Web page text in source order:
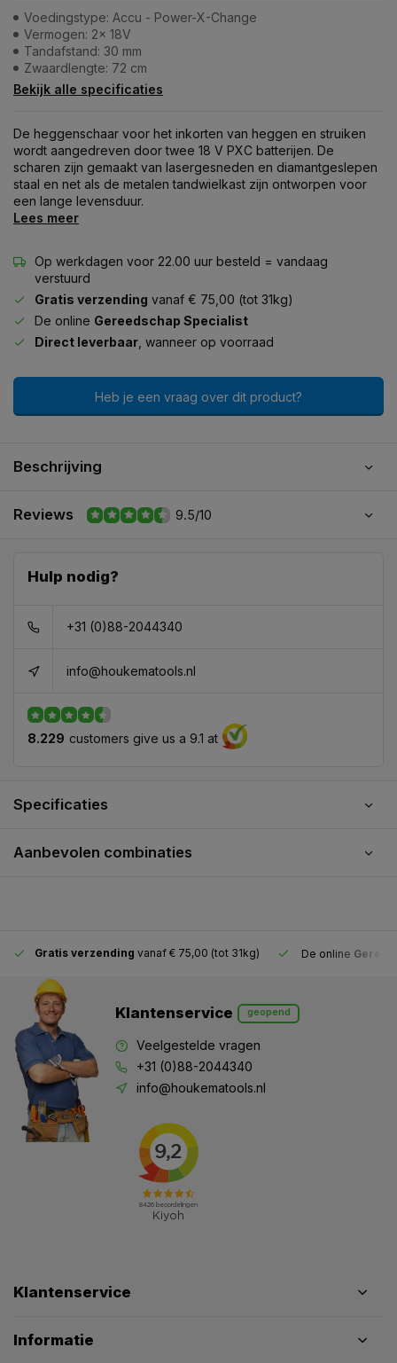
Voedingstype: Accu - Power-X-Change
Vermogen: 2x 18V
Tandafstand: 30 mm
Zwaardlengte: 72 cm
Bekijk alle specificaties
De heggenschaar voor het inkorten van heggen en struiken
wordt aangedreven door twee 18 V PXC batterijen. De
scharen zijn gemaakt van lasergesneden en diamantgeslepen
staal en net als de metalen tandwielkast zijn ontworpen voor
een lange levensduur.
Lees meer
Op werkdagen voor 22.00 uur besteld = vandaag
verstuurd
Gratis verzending vanaf € 75,00 (tot 31kg)
De online Gereedschap Specialist
Direct leverbaar , wanneer op voorraad
Heb je een vraag over dit product?
Beschrijving
Reviews 9.5/10
Hulp nodig?
+31 (0)88-2044340
info@houkematools.nl
8.229 customers give us a 9.1 at
Specificaties
Aanbevolen combinaties
Gratis verzending vanaf € 75,00 (tot 31kg) De online
Klantenservice geopend
Veelgestelde vragen
+31 (0)88-2044340
info@houkematools.nl
Klantenservice
Informatie